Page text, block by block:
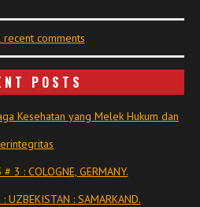
comments
POSTS
Kesehatan yang Melek Hukum dan
3 : COLOGNE, GERMANY.
UZBEKISTAN : SAMARKAND.